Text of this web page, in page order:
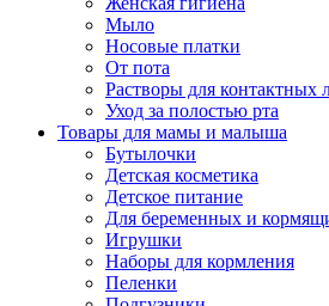
Мыло
Носовые платки
От пота
Растворы для контактных
Уход за полостью рта
Товары для мамы и малыша
Бутылочки
Детская косметика
Детское питание
Для беременных и
Игрушки
Наборы для кормления
Пеленки